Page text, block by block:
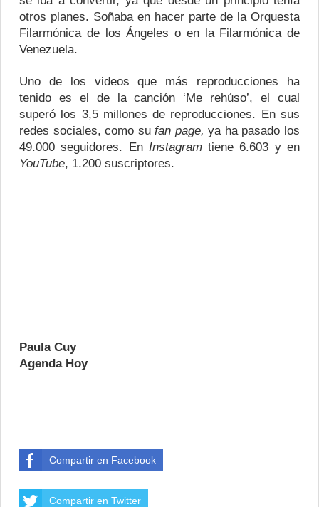
otros planes. Soñaba en hacer parte de la Orquesta
Filarmónica de los Ángeles o en la Filarmónica de
Venezuela.
Uno de los videos que más reproducciones ha
tenido es el de la canción ‘Me rehúso’, el cual
superó los 3,5 millones de reproducciones. En sus
redes sociales, como sufan page, ya ha pasado los
49.000 seguidores. En Instagramtiene 6.603 y en
YouTube, 1.200 suscriptores.
Paula Cuy
Agenda Hoy
Compartir en Facebook
Compartir en Twitter